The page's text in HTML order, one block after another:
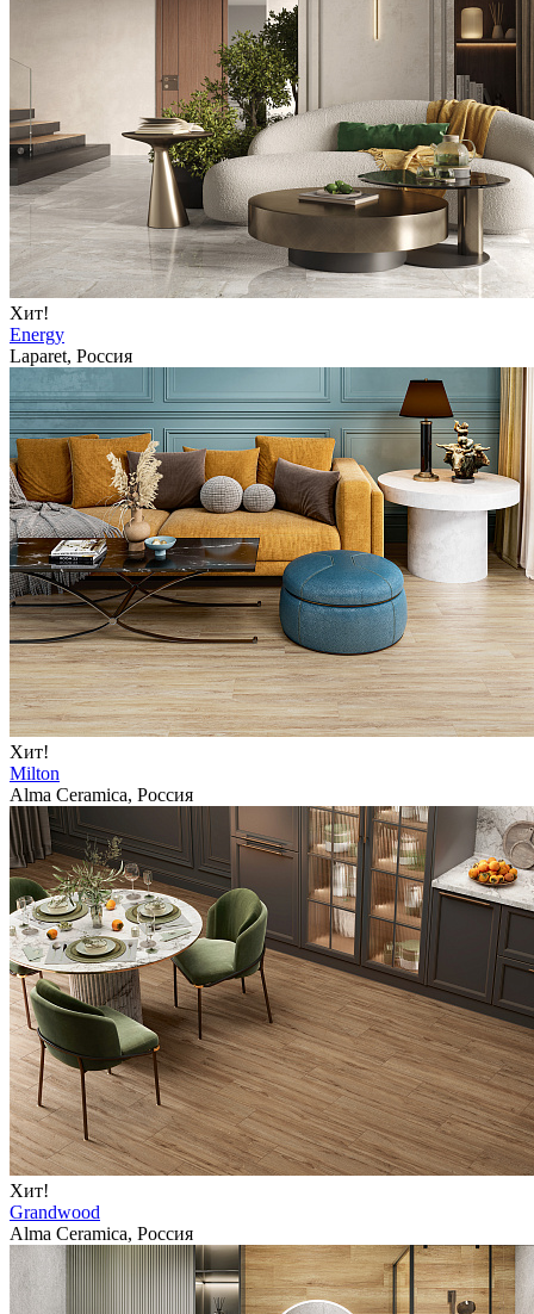
Хит!
Energy
Laparet, Россия
Хит!
Milton
Alma Ceramica, Россия
Хит!
Grandwood
Alma Ceramica, Россия